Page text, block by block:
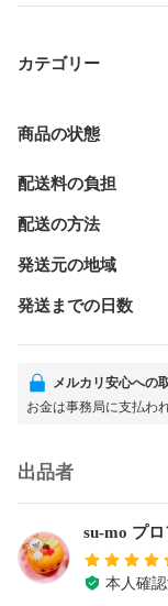
カテゴリー
商品の状態
配送料の負担
配送の方法
発送元の地域
発送までの日数
メルカリ安心への
お金は事務局に支払わ
出品者
su-mo
本人確